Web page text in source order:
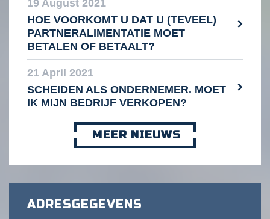
19 August 2021
HOE VOORKOMT U DAT U (TEVEEL)
PARTNERALIMENTATIE MOET
BETALEN OF BETAALT?
21 April 2021
SCHEIDEN ALS ONDERNEMER. MOET
IK MIJN BEDRIJF VERKOPEN?
MEER NIEUWS
ADRESGEGEVENS